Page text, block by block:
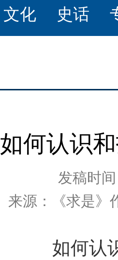
文化
史话
如何认识
发稿时
来源：《求是》
如何认识